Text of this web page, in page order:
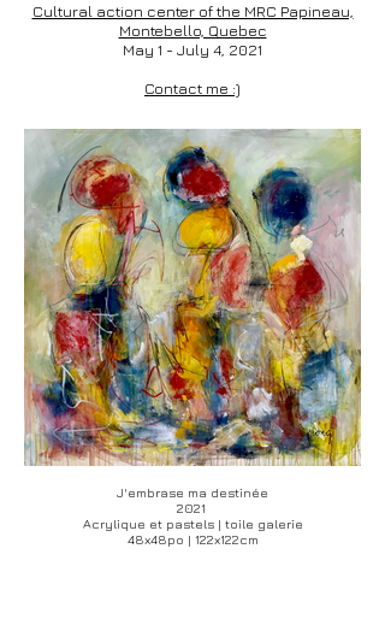
Cultural action center of the MRC Papineau,
Montebello, Quebec
May 1 - July 4, 2021
Contact me :)
J'embrase ma destinée
2021
Acrylique et pastels | toile galerie
48x48po | 122x122cm